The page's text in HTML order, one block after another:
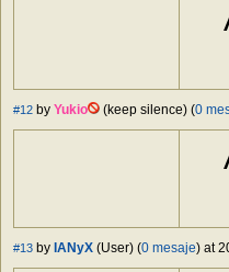
#12 by Yukio (keep silence) (0
#13 by IANyX (User) (0 mesaje) at